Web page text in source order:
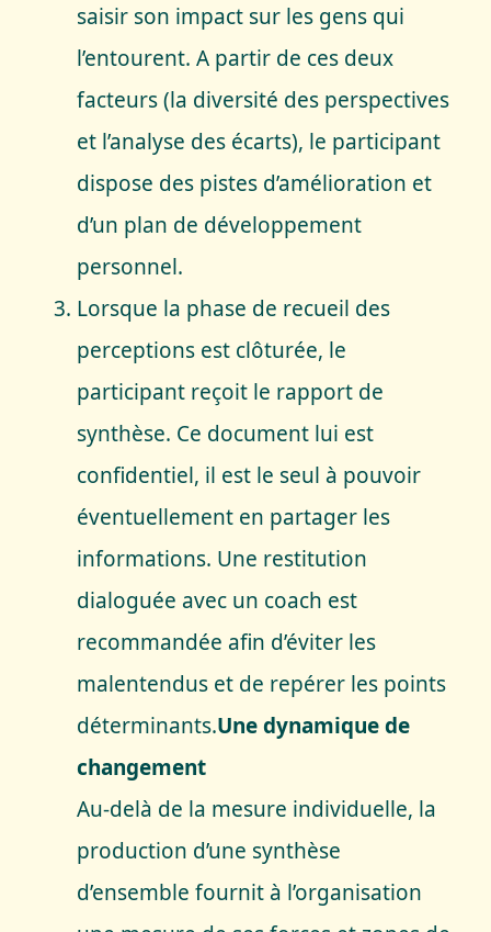
saisir son impact sur les gens qui
l’entourent. A partir de ces deux
facteurs (la diversité des perspectives
et l’analyse des écarts), le participant
dispose des pistes d’amélioration et
d’un plan de développement
personnel.
Lorsque la phase de recueil des
perceptions est clôturée, le
participant reçoit le rapport de
synthèse. Ce document lui est
confidentiel, il est le seul à pouvoir
éventuellement en partager les
informations. Une restitution
dialoguée avec un coach est
recommandée afin d’éviter les
malentendus et de repérer les points
déterminants.Une dynamique de
changement
Au-delà de la mesure individuelle, la
production d’une synthèse
d’ensemble fournit à l’organisation